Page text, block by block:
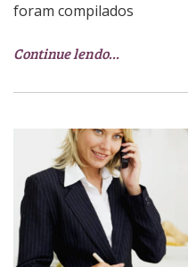
foram compilados
Continue lendo…